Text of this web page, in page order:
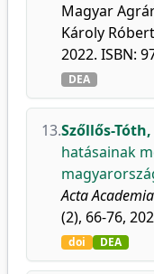
Magyar
Károly
2022. ISBN:
DEA
13.Szőllős-Tóth,
hatásainak
Acta
(2), 66-76,
doi DEA